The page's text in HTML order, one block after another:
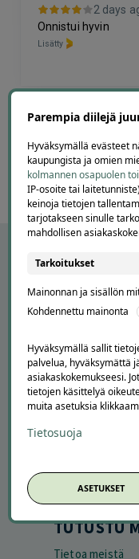
2 days
Onnistui hyvin
Lisätty
APUA JA
Asiakaspalvelu
Usein kysytyt
Suosittele
TUTUSTU
Tietoa meistä
Parempia diilejä
Hyväksymällä evästeet
kaupungista ja omien
kolmannen osapuolen
IP-osoite tai
keinoja tietojen
tarjotakseen sinulle
mahdollisen
Tarkoitukset
Mainonnan ja sisällön
Kohdennettu mainonta
Hyväksymällä sallit
palvelua, hyväksymättä
asiakaskokemukseesi.
tietojen käsittelyä
muita asetuksia
Tietosuoja
ASETUKSET